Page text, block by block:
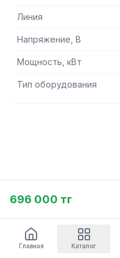
Линия
Напряжение, В
Мощность, кВт
Тип оборудования
696 000 тг
Главная Каталог